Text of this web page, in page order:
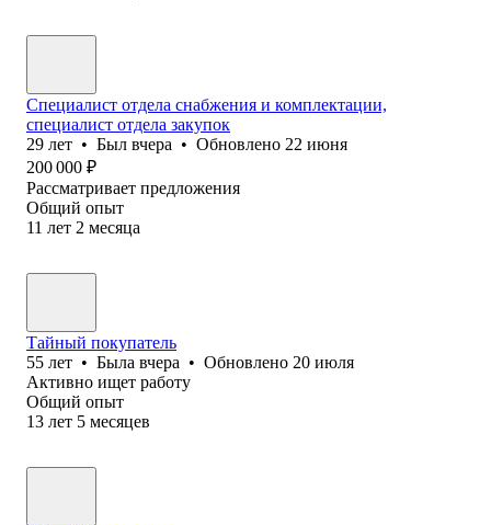
Специалист отдела снабжения и комплектации,
специалист отдела закупок
29 лет • Был вчера • Обновлено 22 июня
200 000 ₽
Рассматривает предложения
Общий опыт
11 лет 2 месяца
Тайный покупатель
55 лет • Была вчера • Обновлено 20 июля
Активно ищет работу
Общий опыт
13 лет 5 месяцев